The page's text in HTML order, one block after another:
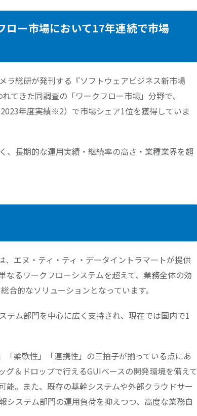
ー市場において17年連続で市場
ラ総研が発刊する『ソフトウェアビジネス新市場
てきた同調査の「ワークフロー市場」分野で、
年度実績※2）で市場シェア1位を獲得していま
、長期的な運用実績・継続率の高さ・業種業界を超
、エヌ・ティ・ティ・データイントラマートが提供
なるワークフローシステムを超えて、業務全体の効
合的なソリューションとなっています。
テム部門を中心に広く支持され、現在では国内で1
柔軟性」「連携性」の三拍子が揃っている点にあ
グ＆ドロップで行えるGUIベースの開発環境を備えて
能。また、既存の基幹システムや外部クラウドサー
システム部門の運用負荷を抑えつつ、高度な業務自